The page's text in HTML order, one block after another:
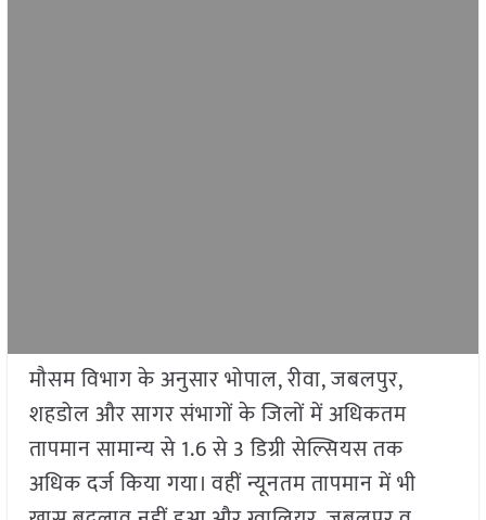
मौसम विभाग के अनुसार भोपाल, रीवा, जबलपुर,
शहडोल और सागर संभागों के जिलों में अधिकतम
तापमान सामान्य से 1.6 से 3 डिग्री सेल्सियस तक
अधिक दर्ज किया गया। वहीं न्यूनतम तापमान में भी